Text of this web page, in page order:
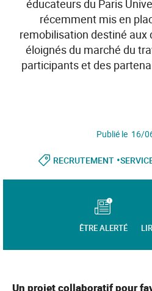
éducateurs du Paris
récemment mis en
remobilisation destiné aux
éloignés du marché du
participants et des
Publié le 16/
RECRUTEMENT •
ÊTRE ALERTÉ
Un projet collaboratif pour